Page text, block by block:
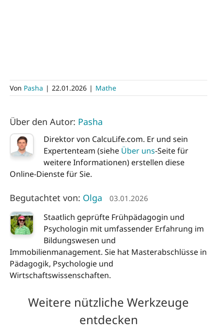
Von Pasha | 22.01.2026 | Mathe
Über den Autor: Pasha
Direktor von CalcuLife.com. Er und sein
Expertenteam (siehe Über uns-Seite für
weitere Informationen) erstellen diese
Online-Dienste für Sie.
Begutachtet von: Olga 03.01.2026
Staatlich geprüfte Frühpädagogin und
Psychologin mit umfassender Erfahrung im
Bildungswesen und
Immobilienmanagement. Sie hat Masterabschlüsse in
Pädagogik, Psychologie und
Wirtschaftswissenschaften.
Weitere nützliche Werkzeuge
entdecken